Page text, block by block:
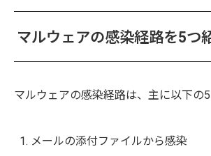
マルウェアの感染経路を5つ
マルウェアの感染経路は、主に以下の5
メールの添付ファイルから感染